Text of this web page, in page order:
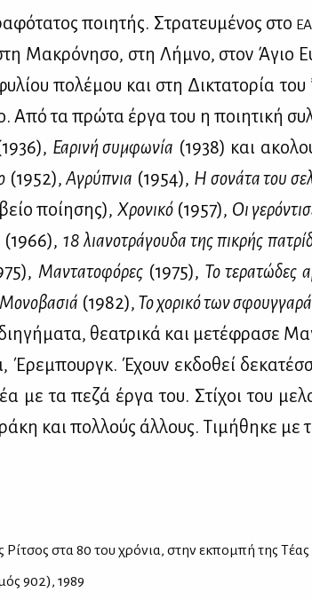
ποι­η­τής. Στρα­τευ­μέ­νος στο
Μα­κρό­νη­σο, στη Λή­μνο, στον Άγιο
πο­λέ­μου και στη Δι­κτα­το­ρία του
Από τα πρώ­τα έρ­γα του η ποι­η­τι­κή
Εα­ρι­νή συμ­φω­νία (1938) και
(1952),Αγρύ­πνια (1954), Η σο­νά­τα του
ποί­η­σης), Χρο­νι­κό(1957), Οι
(1966), 18 λια­νο­τρά­γου­δα της πι­κρής
Μα­ντα­το­φό­ρες(1975), Το τε­ρα­τώ­δες
Μο­νο­βα­σιά (1982), Το χο­ρι­κό των
θε­α­τρι­κά και με­τέ­φρα­σε
Έρε­μπουργκ. Έχουν εκ­δο­θεί
με τα πε­ζά έρ­γα του. Στί­χοι του
και πολ­λούς άλ­λους. Τι­μή­θη­κε με
Ρί­τσος στα 80 του χρό­νια, στην εκ­πο­μπή της
902), 1989